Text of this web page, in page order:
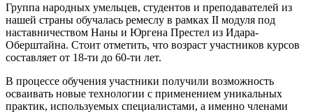
Группа народных умельцев, студентов и преподавателей из
на­шей страны обучалась ремеслу в рамках II модуля под
наставничеством Наны и Юргена Престел из Идара-
Оберштайна. Стоит отметить, что возраст участников кур­сов
составляет от 18-ти до 60-ти лет.
В процессе обучения участники получили возможность
осваивать новые технологии с применени­ем уникальных
практик, исполь­зуемых специалистами, а имен­но членами